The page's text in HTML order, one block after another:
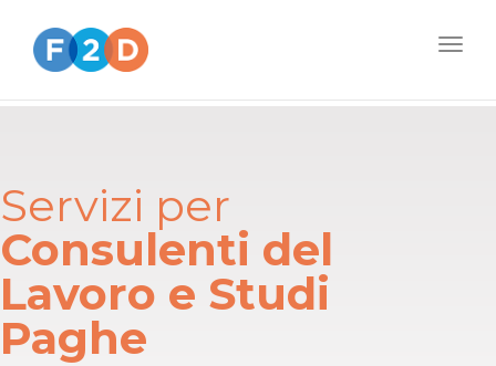
Servizi per
Consulenti del
Lavoro e Studi
Paghe